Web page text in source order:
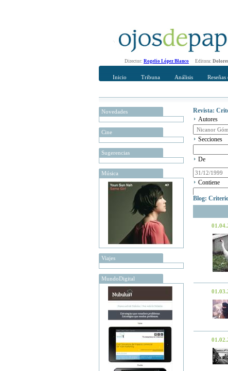
Director: Rogelio López Blanco Editora:
Inicio Tribuna Análisis
Novedades
Cine
Sugerencias
Música
Viajes
MundoDigital
Revista:
Autores
Secciones
De
Contiene
Blog: